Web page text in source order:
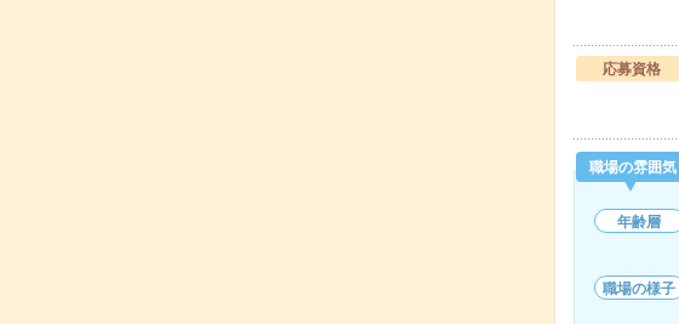
応募資格
職場の雰囲気
年齢層
職場の様子